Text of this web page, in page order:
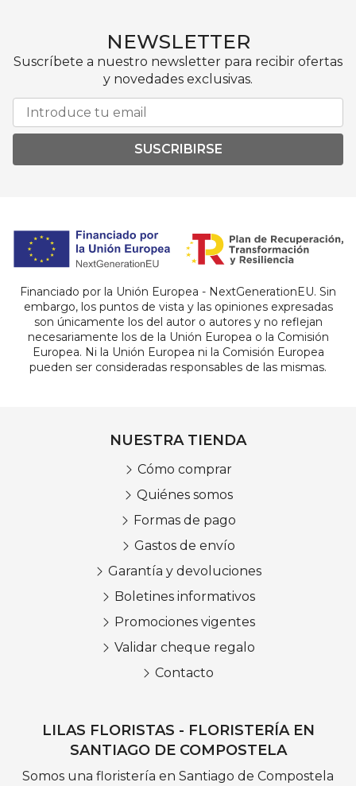
NEWSLETTER
Suscríbete a nuestro newsletter para recibir ofertas
y novedades exclusivas.
SUSCRIBIRSE
Financiado por la Unión Europea - NextGenerationEU. Sin
embargo, los puntos de vista y las opiniones expresadas
son únicamente los del autor o autores y no reflejan
necesariamente los de la Unión Europea o la Comisión
Europea. Ni la Unión Europea ni la Comisión Europea
pueden ser consideradas responsables de las mismas.
LILAS FLORISTAS - FLORISTERÍA EN
SANTIAGO DE COMPOSTELA
Somos una floristería en Santiago de Compostela
NUESTRA TIENDA
Cómo comprar
Quiénes somos
Formas de pago
Gastos de envío
Garantía y devoluciones
Boletines informativos
Promociones vigentes
Validar cheque regalo
Contacto